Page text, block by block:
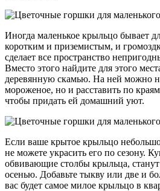
Иногда маленькое крыльцо бывает
коротким и приземистым, и
сделает все пространство
Вместо этого найдите для этого
деревянную скамью. На ней можно
мороженое, но и расставить по
чтобы придать ей домашний уют.
Если ваше крытое крыльцо
не можете украсить его по сезону.
обвивающие столбы крыльца,
осенью. Добавьте тыкву или две и
вас будет самое милое крыльцо в